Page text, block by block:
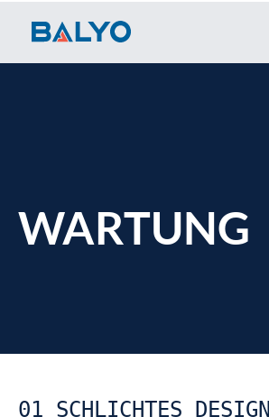
WARTUNG
01 SCHLICHTES DESIGN